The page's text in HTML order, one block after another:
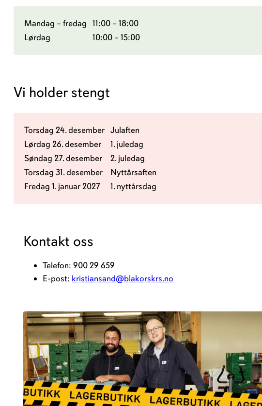
Mandag – fredag 11:00 – 18:00
Lørdag
10:00 – 15:00
Vi holder stengt
Torsdag 24. desember Julaften
Lørdag 26. desember
1. juledag
Søndag 27. desember
2. juledag
Torsdag 31. desember
Nyttårsaften
Fredag 1. januar 2027
1. nyttårsdag
Kontakt oss
Telefon: 900 29 659
E-post: kristiansand@blakorskrs.no